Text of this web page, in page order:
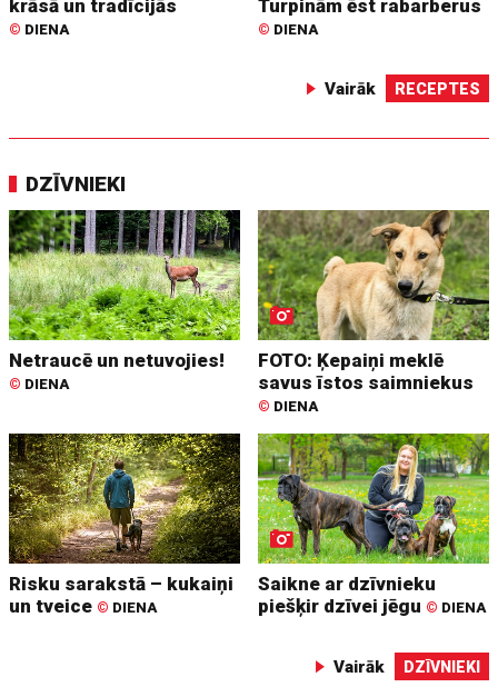
krāsā un tradīcijās
© DIENA
Turpinām ēst rabarberus
© DIENA
Vairāk RECEPTES
DZĪVNIEKI
Netraucē un netuvojies!
© DIENA
FOTO: Ķepaiņi meklē
savus īstos saimniekus
© DIENA
Risku sarakstā – kukaiņi
un tveice © DIENA
Saikne ar dzīvnieku
piešķir dzīvei jēgu © DIENA
Vairāk DZĪVNIEKI